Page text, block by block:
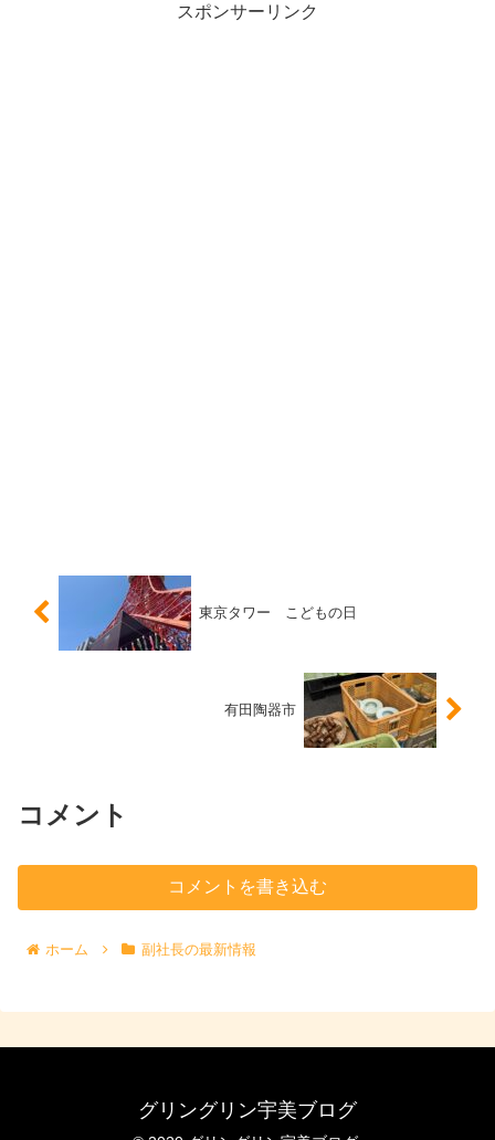
スポンサーリンク
東京タワー こどもの日
有田陶器市
コメント
コメントを書き込む
ホーム 副社長の最新情報
グリングリン宇美ブログ